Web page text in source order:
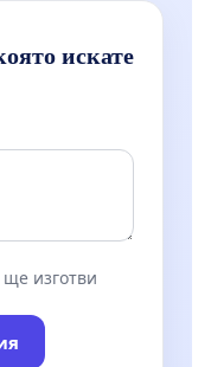
искате
изготви